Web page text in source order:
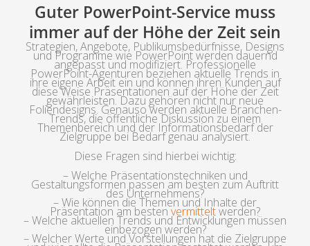
Guter PowerPoint-Service muss
immer auf der Höhe der Zeit sein
Strategien, Angebote, Publikumsbedürfnisse, Designs
und Programme wie PowerPoint werden dauernd
angepasst und modifiziert. Professionelle
PowerPoint-Agenturen beziehen aktuelle Trends in
ihre eigene Arbeit ein und können ihren Kunden auf
diese Weise Präsentationen auf der Höhe der Zeit
gewährleisten. Dazu gehören nicht nur neue
Foliendesigns. Genauso werden aktuelle Branchen-
Trends, die öffentliche Diskussion zu einem
Themenbereich und der Informationsbedarf der
Zielgruppe bei Bedarf genau analysiert.
Diese Fragen sind hierbei wichtig:
– Welche Präsentationstechniken und
Gestaltungsformen passen am besten zum Auftritt
des Unternehmens?
– Wie können die Themen und Inhalte der
Präsentation am bestenvermitteltwerden?
– Welche aktuellen Trends und Entwicklungen müssen
einbezogen werden?
– Welcher Werte und Vorstellungen hat die Zielgruppe